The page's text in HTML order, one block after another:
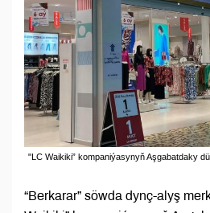
"LC Waikiki” kompaniýasynyň Aşgabatdaky
“Berkarar” söwda dynç-alyş